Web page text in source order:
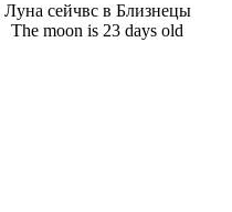
Луна сейчвс в Близнецы
The moon is 23 days old